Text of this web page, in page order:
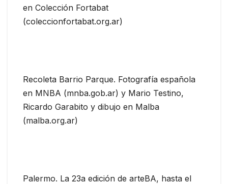
en Colección Fortabat
(coleccionfortabat.org.ar)
Recoleta Barrio Parque. Fotografía española
en MNBA (mnba.gob.ar) y Mario Testino,
Ricardo Garabito y dibujo en Malba
(malba.org.ar)
Palermo. La 23a edición de arteBA, hasta el